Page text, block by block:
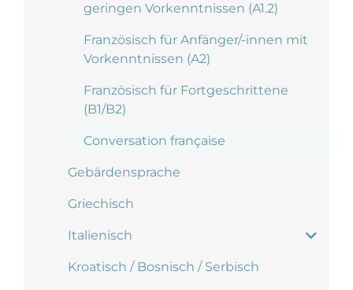
geringen Vorkenntnissen (A1.2)
Französisch für Anfänger/-innen mit
Vorkenntnissen (A2)
Französisch für Fortgeschrittene
(B1/B2)
Conversation française
Gebärdensprache
Griechisch
Italienisch
Kroatisch / Bosnisch / Serbisch